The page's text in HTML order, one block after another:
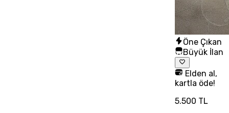
Öne Çıkan
Büyük İlan
Elden al,
kartla öde!
5.500 TL